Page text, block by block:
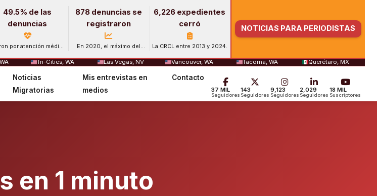
49.5% de las
denuncias
por atención médica
878 denuncias se
registraron
En 2020, el máximo del
6,226 expedientes
cerró
La CRCL entre 2013 y 2024.
NOTICIAS PARA PERIODISTAS
Tri-Cities, WA Las Vegas, NV Vancouver, WA Tacoma, WA Querétaro, MX
Noticias
Migratorias
Mis entrevistas en
medios
Contacto
37 MIL
Seguidores
143
Seguidores
9,123
Seguidores
2,029
Seguidores
18 MIL
Suscriptores
en 1 minuto